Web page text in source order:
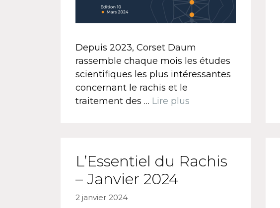
Depuis 2023, Corset Daum
rassemble chaque mois les études
scientifiques les plus intéressantes
concernant le rachis et le
traitement des … Lire plus
L’Essentiel du Rachis
– Janvier 2024
2 janvier 2024